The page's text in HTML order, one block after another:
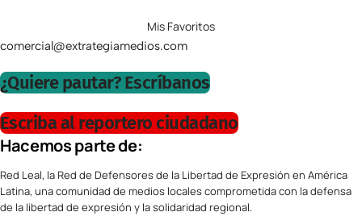
Mis Favoritos
comercial@extrategiamedios.com
¿Quiere pautar? Escríbanos
Escriba al reportero ciudadano
Hacemos parte de:
Red Leal, la Red de Defensores de la Libertad de Expresión en América
Latina, una comunidad de medios locales comprometida con la defensa
de la libertad de expresión y la solidaridad regional.